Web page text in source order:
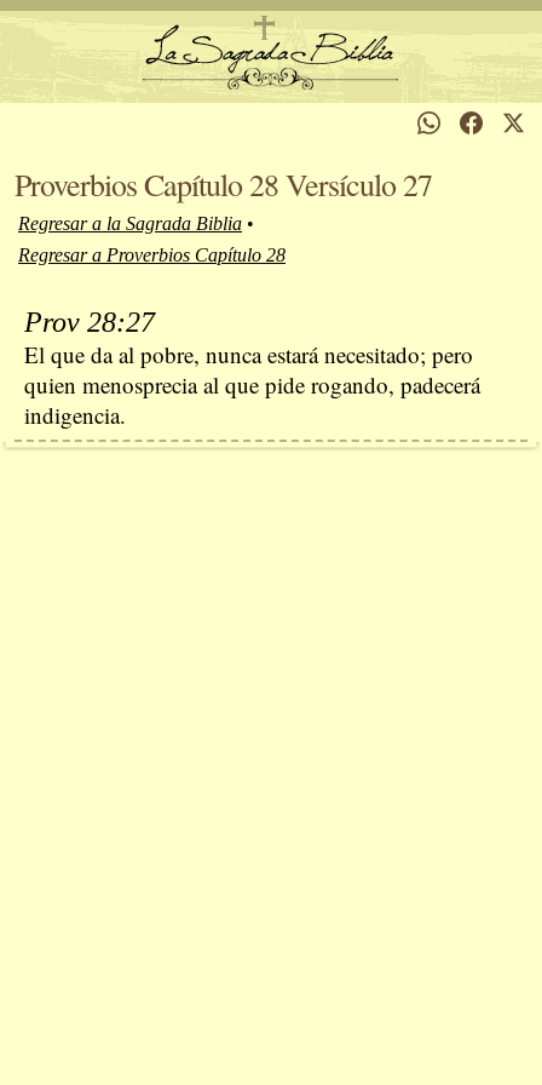
Proverbios Capítulo 28 Versículo 27
Regresar a la Sagrada Biblia •
Regresar a Proverbios Capítulo 28
Prov 28:27
El que da al pobre, nunca estará necesitado; pero
quien menosprecia al que pide rogando, padecerá
indigencia.